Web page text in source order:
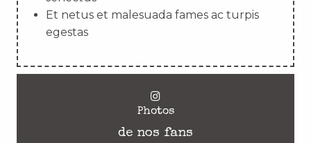
Et netus et malesuada fames ac turpis
egestas
Photos
de nos fans